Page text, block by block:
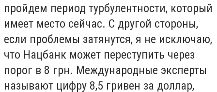
пройдем период турбулентности, который
имеет место сейчас. С другой стороны,
если проблемы затянутся, я не исключаю,
что Нацбанк может переступить через
порог в 8 грн. Международные эксперты
называют цифру 8,5 гривен за доллар,